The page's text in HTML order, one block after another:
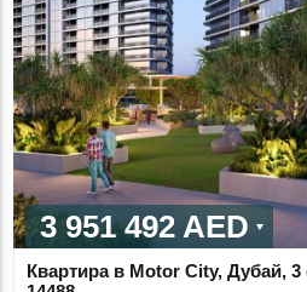
3 951 492 AED
Квартира в Motor City, Дубай,